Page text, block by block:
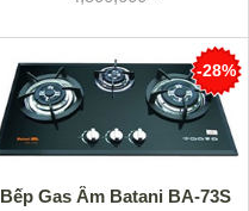
Bếp Gas Âm Batani BA-73S
-28%